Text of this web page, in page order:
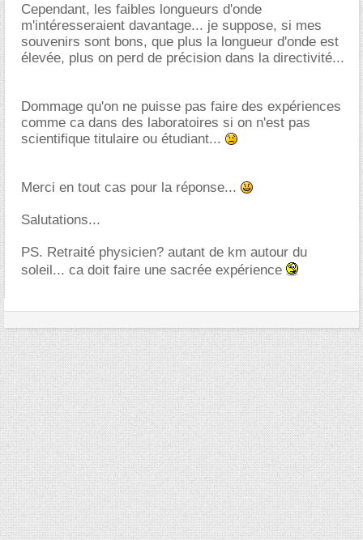
Cependant, les faibles longueurs d'onde
m'intéresseraient davantage... je suppose, si mes
souvenirs sont bons, que plus la longueur d'onde est
élevée, plus on perd de précision dans la directivité...
Dommage qu'on ne puisse pas faire des expériences
comme ca dans des laboratoires si on n'est pas
scientifique titulaire ou étudiant...
Merci en tout cas pour la réponse...
Salutations...
PS. Retraité physicien? autant de km autour du
soleil... ca doit faire une sacrée expérience